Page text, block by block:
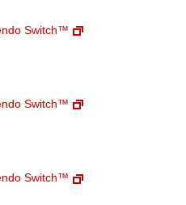
Switch™
Switch™
Switch™